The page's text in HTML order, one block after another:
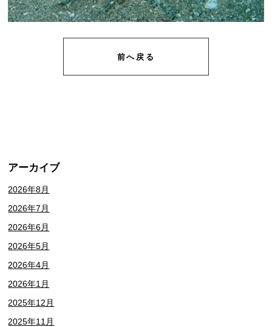
前へ戻る
アーカイブ
2026年8月
2026年7月
2026年6月
2026年5月
2026年4月
2026年1月
2025年12月
2025年11月